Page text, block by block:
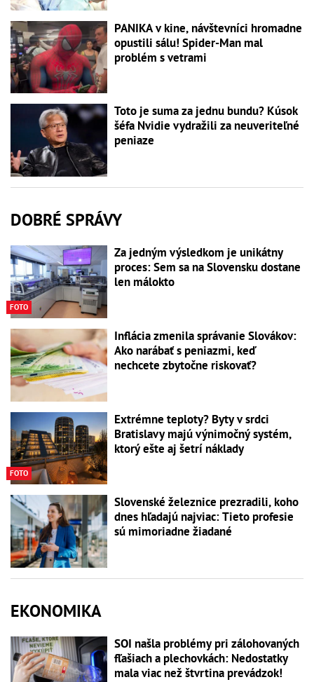
PANIKA v kine, návštevníci hromadne
opustili sálu! Spider-Man mal
problém s vetrami
Toto je suma za jednu bundu? Kúsok
šéfa Nvidie vydražili za neuveriteľné
peniaze
DOBRÉ SPRÁVY
FOTO
Za jedným výsledkom je unikátny
proces: Sem sa na Slovensku dostane
len málokto
Inflácia zmenila správanie Slovákov:
Ako narábať s peniazmi, keď
nechcete zbytočne riskovať?
FOTO
Extrémne teploty? Byty v srdci
Bratislavy majú výnimočný systém,
ktorý ešte aj šetrí náklady
Slovenské železnice prezradili, koho
dnes hľadajú najviac: Tieto profesie
sú mimoriadne žiadané
EKONOMIKA
SOI našla problémy pri zálohovaných
fľašiach a plechovkách: Nedostatky
mala viac než štvrtina prevádzok!